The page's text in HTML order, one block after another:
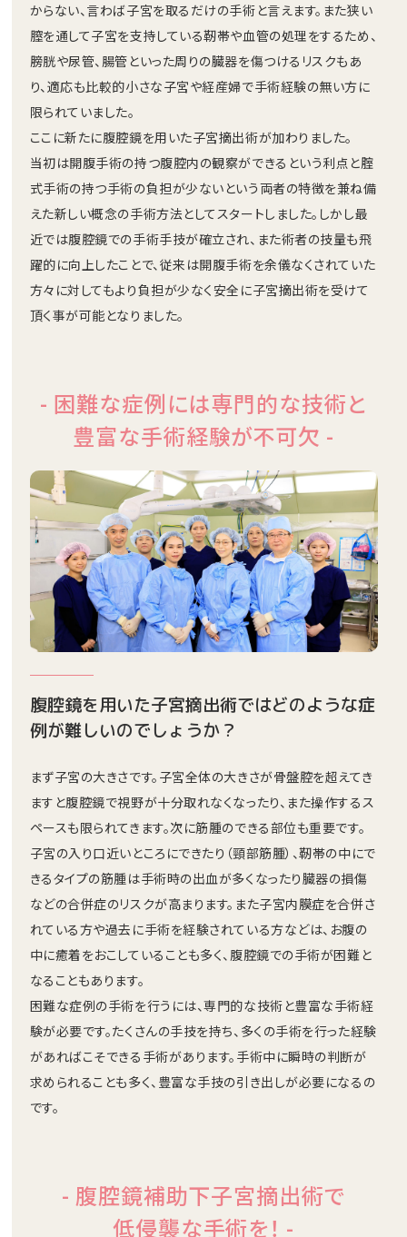
からない、言わば子宮を取るだけの手術と言えます。また狭い
膣を通して子宮を支持している靭帯や血管の処理をするため、
膀胱や尿管、腸管といった周りの臓器を傷つけるリスクもあ
り、適応も比較的小さな子宮や経産婦で手術経験の無い方に
限られていました。
ここに新たに腹腔鏡を用いた子宮摘出術が加わりました。
当初は開腹手術の持つ腹腔内の観察ができるという利点と腟
式手術の持つ手術の負担が少ないという両者の特徴を兼ね備
えた新しい概念の手術方法としてスタートしました。しかし最
近では腹腔鏡での手術手技が確立され、また術者の技量も飛
躍的に向上したことで、従来は開腹手術を余儀なくされていた
方々に対してもより負担が少なく安全に子宮摘出術を受けて
頂く事が可能となりました。
- 困難な症例には専門的な技術と
豊富な手術経験が不可欠 -
腹腔鏡を用いた子宮摘出術ではどのような症
例が難しいのでしょうか？
まず子宮の大きさです。子宮全体の大きさが骨盤腔を超えてき
ますと腹腔鏡で視野が十分取れなくなったり、また操作するス
ペースも限られてきます。次に筋腫のできる部位も重要です。
子宮の入り口近いところにできたり（頸部筋腫）、靭帯の中にで
きるタイプの筋腫は手術時の出血が多くなったり臓器の損傷
などの合併症のリスクが高まります。また子宮内膜症を合併さ
れている方や過去に手術を経験されている方などは、お腹の
中に癒着をおこしていることも多く、腹腔鏡での手術が困難と
なることもあります。
困難な症例の手術を行うには、専門的な技術と豊富な手術経
験が必要です。たくさんの手技を持ち、多くの手術を行った経験
があればこそできる手術があります。手術中に瞬時の判断が
求められることも多く、豊富な手技の引き出しが必要になるの
です。
- 腹腔鏡補助下子宮摘出術で
低侵襲な手術を！ -